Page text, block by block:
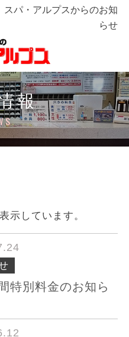
パ・アルプスからのお知
らせ
報
示しています。
特別料金のお知ら